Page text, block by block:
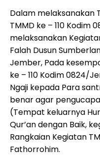
Dalam melaksanakan
TMMD ke – 110
melaksanakan
Falah Dusun
Jember, Pada
ke – 110 Kodim 0824/
Ngaji kepada Para
benar agar
(Tempat keluarnya
Qur’an dengan Baik,
Rangkaian Kegiatan
Fathorrohim.